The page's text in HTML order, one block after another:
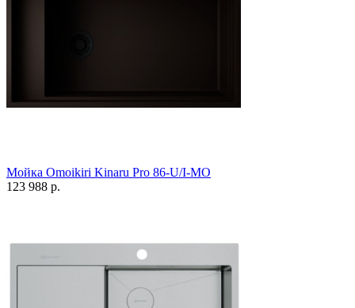
Мойка Omoikiri Kinaru Pro 86-U/I-MO
123 988 р.